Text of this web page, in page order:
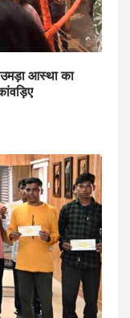
आस्था का